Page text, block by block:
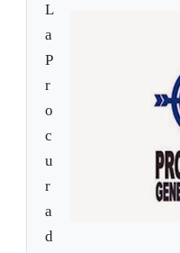
L
a
P
r
o
c
u
r
a
d